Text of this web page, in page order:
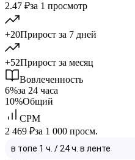
2.47 ₽за 1 просмотр
+20Прирост за 7 дней
+52Прирост за месяц
Вовлеченность
6%за 24 часа
10%Общий
CPM
2 469 ₽за 1 000 просм.